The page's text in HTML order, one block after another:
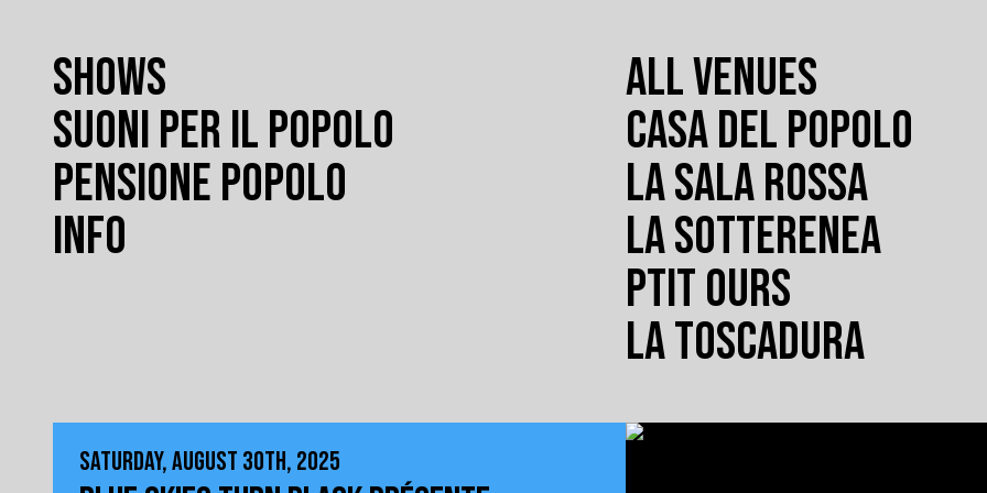
SHOWS
SUONI PER IL POPOLO
PENSIONE POPOLO
INFO
ALL VENUES
CASA DEL POPOLO
LA SALA ROSSA
LA SOTTERENEA
PTIT OURS
LA TOSCADURA
SATURDAY, AUGUST 30TH, 2025